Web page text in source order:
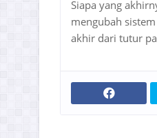
Siapa yang
mengubah
akhir dari tutur